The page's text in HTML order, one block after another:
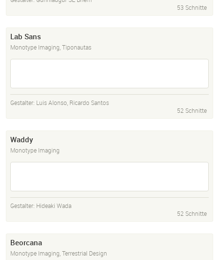
53 Schnitte
Lab Sans
Monotype Imaging, Tiponautas
Gestalter: Luis Alonso, Ricardo Santos
52 Schnitte
Waddy
Monotype Imaging
Gestalter: Hideaki Wada
52 Schnitte
Beorcana
Monotype Imaging, Terrestrial Design